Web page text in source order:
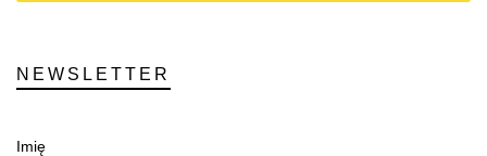
NEWSLETTER
Imię